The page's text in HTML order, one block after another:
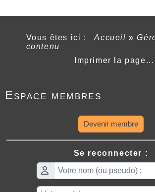
Vous êtes ici : Accueil»
contenu
Imprimer la page...
Espace membres
Devenir membre
Se reconnecter :